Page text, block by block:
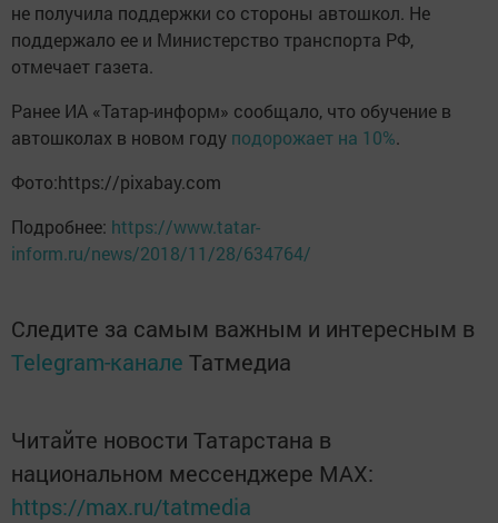
не получила поддержки со стороны автошкол. Не
поддержало ее и Министерство транспорта РФ,
отмечает газета.
Ранее ИА «Татар-информ» сообщало, что обучение в
автошколах в новом году подорожает на 10%.
Фото:https://pixabay.com
Подробнее: https://www.tatar-
inform.ru/news/2018/11/28/634764/
Следите за самым важным и интересным в
Telegram-канале Татмедиа
Читайте новости Татарстана в
национальном мессенджере MАХ:
https://max.ru/tatmedia